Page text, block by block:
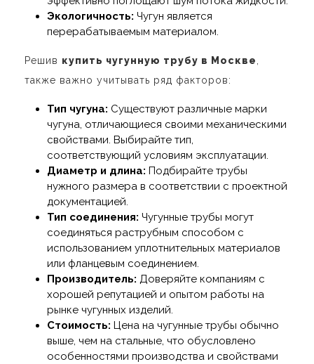
Экологичность: Чугун является
перерабатываемым материалом.
Решив купить чугунную трубу в Москве
также важно учитывать ряд факторов:
Тип чугуна: Существуют различные марки
чугуна, отличающиеся своими механическими
свойствами. Выбирайте тип,
соответствующий условиям эксплуатации.
Диаметр и длина: Подбирайте трубы
нужного размера в соответствии с проектной
документацией.
Тип соединения: Чугунные трубы могут
соединяться раструбным способом с
использованием уплотнительных материалов
или фланцевым соединением.
Производитель: Доверяйте компаниям с
хорошей репутацией и опытом работы на
рынке чугунных изделий.
Стоимость: Цена на чугунные трубы обычно
выше, чем на стальные, что обусловлено
особенностями производства и свойствами